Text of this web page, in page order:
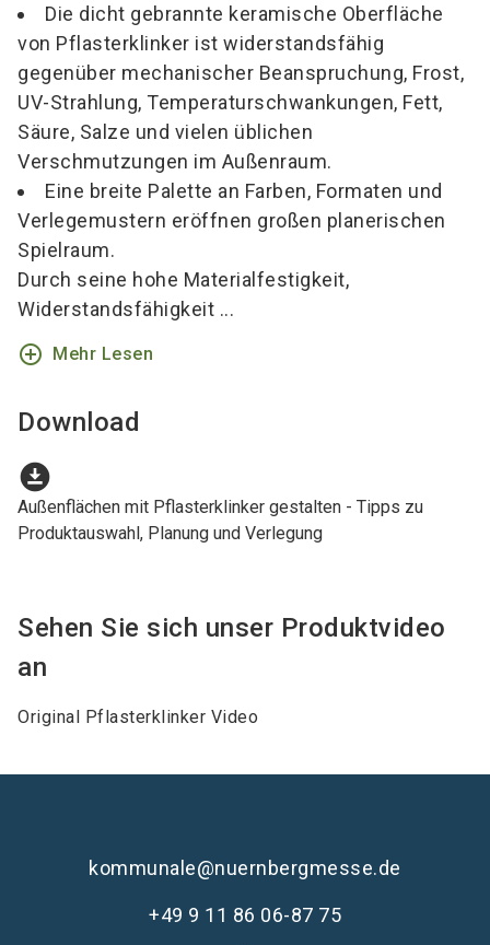
Die dicht gebrannte keramische Oberfläche
von Pflasterklinker ist widerstandsfähig
gegenüber mechanischer Beanspruchung, Frost,
UV-Strahlung, Temperaturschwankungen, Fett,
Säure, Salze und vielen üblichen
Verschmutzungen im Außenraum.
Eine breite Palette an Farben, Formaten und
Verlegemustern eröffnen großen planerischen
Spielraum.
Durch seine hohe Materialfestigkeit,
Widerstandsfähigkeit ...
add_circle_outline Mehr Lesen
Download
download_for_offline
Außenflächen mit Pflasterklinker gestalten - Tipps zu
Produktauswahl, Planung und Verlegung
Sehen Sie sich unser Produktvideo
an
Original Pflasterklinker Video
kommunale@nuernbergmesse.de
+49 9 11 86 06-87 75